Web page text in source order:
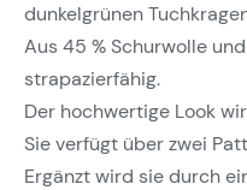
dunkelgrünen
Aus 45 % Schurwolle
strapazierfähig.
Der hochwertige Look
Sie verfügt über zwei
Ergänzt wird sie durch